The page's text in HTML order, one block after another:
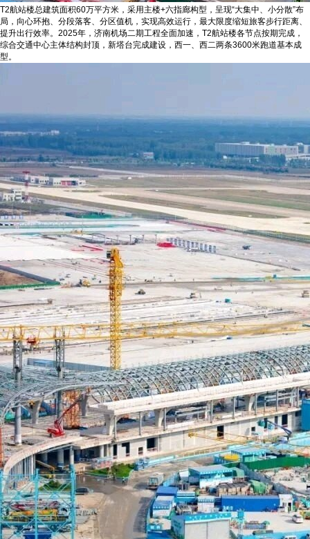
T2航站楼总建筑面积60万平方米，采用主楼+六指廊构型，呈现“大集中、小分散”布
局，向心环抱、分段落客、分区值机，实现高效运行，最大限度缩短旅客步行距离、
提升出行效率。2025年，济南机场二期工程全面加速，T2航站楼各节点按期完成，
综合交通中心主体结构封顶，新塔台完成建设，西一、西二两条3600米跑道基本成
型。